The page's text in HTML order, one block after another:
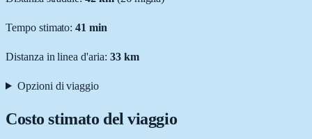
Tempo stimato:41 min
Distanza in linea d'aria: 33km
Opzioni di viaggio
Costo stimato del viaggio